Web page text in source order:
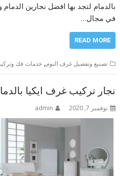
بالدمام لتجد بها افضل نجارين
في مجال…
READ MORE
تصنيع وتفصيل غرف النوم,خدمات فك
نجار تركيب غرف ايكيا بالدمام
نوفمبر 7, 2020 admin